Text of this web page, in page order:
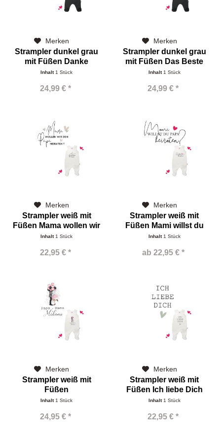
Merken
Strampler dunkel grau
mit Füßen Danke
Inhalt1 Stück
24,99 € *
Merken
Strampler dunkel grau
mit Füßen Das Beste
Inhalt1 Stück
24,99 € *
Merken
Strampler weiß mit
Füßen Mama wollen wir
Inhalt 1 Stück
22,95 € *
Merken
Strampler weiß mit
Füßen Mami willst du
Inhalt 1 Stück
ab 22,95 € *
Merken
Strampler weiß mit
Füßen
Papa+Mama=Name
Inhalt 1 Stück
24,95 € *
Merken
Strampler weiß mit
Füßen Ich liebe Dich
Inhalt 1 Stück
22,95 € *